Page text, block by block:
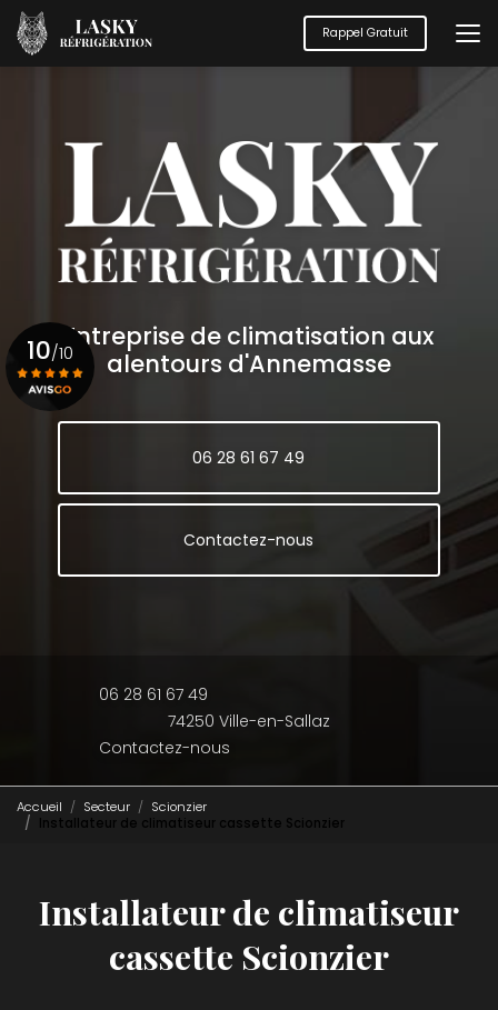
Aller
au
contenu
principal
Rappel Gratuit
Entreprise de climatisation aux
alentours d'Annemasse
06 28 61 67 49
Contactez-nous
06 28 61 67 49
74250 Ville-en-Sallaz
Contactez-nous
10/10
Voir le certificat
Accueil Secteur
Scionzier
Installateur de climatiseur cassette Scionzier
Installateur de climatiseur
cassette Scionzier